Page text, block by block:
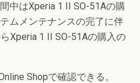
中はXperia 1 II SO-51Aの購
ムメンテナンスの完了に伴
Xperia 1 II SO-51Aの購入の
Shopで確認できる。